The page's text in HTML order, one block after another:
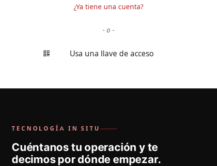
¿Ya tiene una cuenta?
- o -
Usa una llave de acceso
TECNOLOGÍA IN SITU
Cuéntanos tu operación y te
decimos por dónde empezar.